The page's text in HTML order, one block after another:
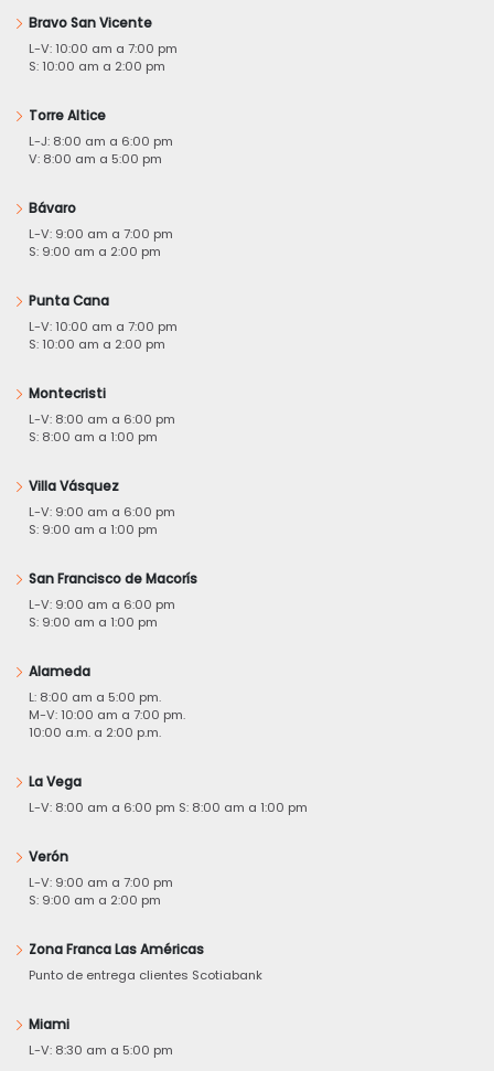
Bravo San Vicente
L-V: 10:00 am a 7:00 pm
S: 10:00 am a 2:00 pm
Torre Altice
L-J: 8:00 am a 6:00 pm
V: 8:00 am a 5:00 pm
Bávaro
L-V: 9:00 am a 7:00 pm
S: 9:00 am a 2:00 pm
Punta Cana
L-V: 10:00 am a 7:00 pm
S: 10:00 am a 2:00 pm
Montecristi
L-V: 8:00 am a 6:00 pm
S: 8:00 am a 1:00 pm
Villa Vásquez
L-V: 9:00 am a 6:00 pm
S: 9:00 am a 1:00 pm
San Francisco de Macorís
L-V: 9:00 am a 6:00 pm
S: 9:00 am a 1:00 pm
Alameda
L: 8:00 am a 5:00 pm.
M-V: 10:00 am a 7:00 pm.
10:00 a.m. a 2:00 p.m.
La Vega
L-V: 8:00 am a 6:00 pm S: 8:00 am a 1:00 pm
Verón
L-V: 9:00 am a 7:00 pm
S: 9:00 am a 2:00 pm
Zona Franca Las Américas
Punto de entrega clientes Scotiabank
Miami
L-V: 8:30 am a 5:00 pm